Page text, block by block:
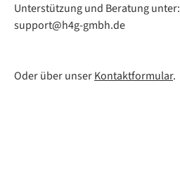
Unterstützung und Beratung unter:
support@h4g-gmbh.de
Oder über unserKontaktformular.